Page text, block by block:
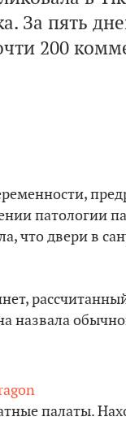
За пять
200
патологии
что двери в
назвала
палаты.